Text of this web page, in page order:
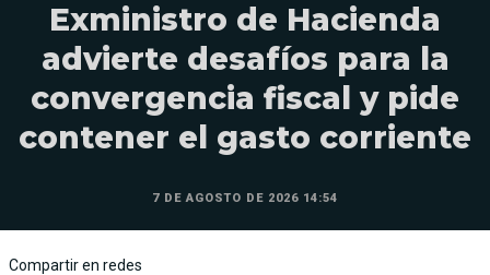
Exministro de Hacienda
advierte desafíos para la
convergencia fiscal y pide
contener el gasto corriente
7 DE AGOSTO DE 2026 14:54
Compartir en redes